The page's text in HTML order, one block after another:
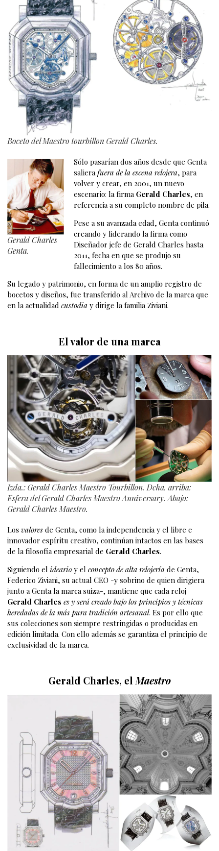
Boceto del Maestro tourbillon Gerald Charles.
Gerald Charles
Genta.
Sólo pasarían dos años desde que Genta
salierafuera de la escena relojera, para
volver y crear, en 2001, un nuevo
escenario: la firma Gerald Charles, en
referencia a su completo nombre de pila.
Pese a su avanzada edad, Genta continuó
creando y liderando la firma como
Diseñador jefe de Gerald Charles hasta
2011, fecha en que se produjo su
fallecimiento a los 80 años.
Su legado y patrimonio, en forma de un amplio registro de
bocetos y diseños, fue transferido al Archivo de la marca que
en la actualidad custodia y dirige la familia Ziviani.
El valor de una marca
Izda.: Gerald Charles Maestro Tourbillon. Dcha. arriba:
Esfera del Gerald Charles Maestro Anniversary. Abajo:
Gerald Charles Maestro.
Los valores de Genta, como la independencia y el libre e
innovador espíritu creativo, continúan intactos en las bases
de la filosofía empresarial de Gerald Charles.
Siguiendo el ideario y el concepto de alta relojería de Genta,
Federico Ziviani, su actual CEO -y sobrino de quien dirigiera
junto a Genta la marca suiza-, mantiene que cada reloj
Gerald Charles es y será creado bajo los principios y técnicas
heredadas de la más pura tradición artesanal. Es por ello que
sus colecciones son siempre restringidas o producidas en
edición limitada. Con ello además se garantiza el principio de
exclusividad de la marca.
Gerald Charles, el Maestro